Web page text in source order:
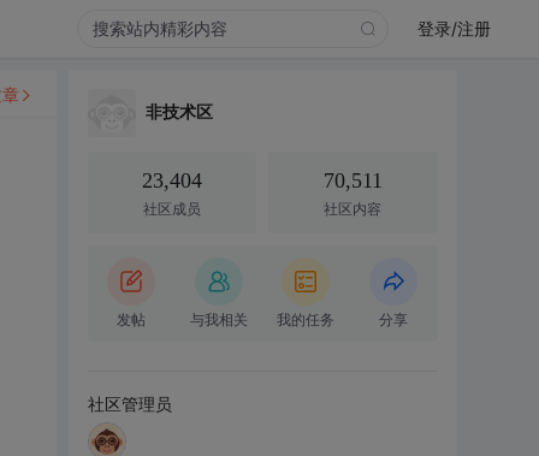
登录/注册
非技术区
23,404
社区成员
70,511
社区内容
发帖 与我相关 我的任务 分享
社区管理员